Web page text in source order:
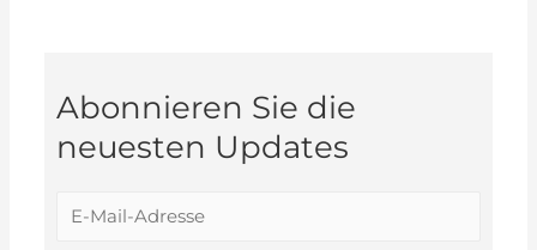
Abonnieren Sie die
neuesten Updates